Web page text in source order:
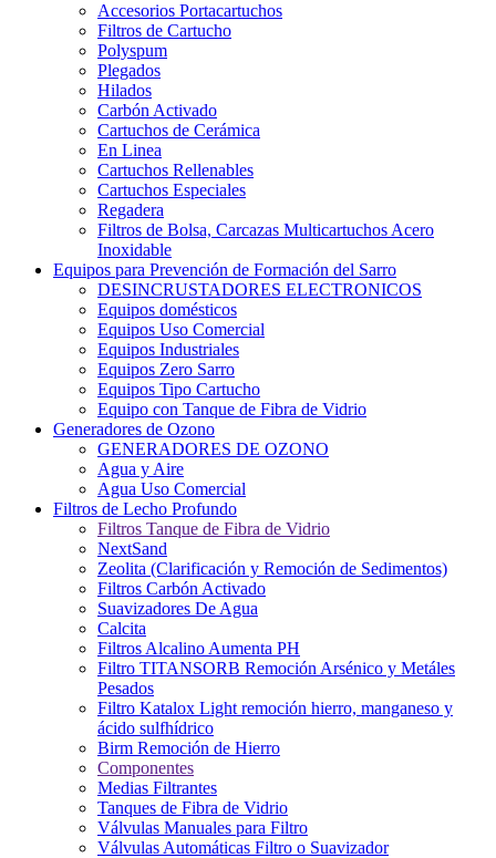
Accesorios Portacartuchos
Filtros de Cartucho
Polyspum
Plegados
Hilados
Carbón Activado
Cartuchos de Cerámica
En Linea
Cartuchos Rellenables
Cartuchos Especiales
Regadera
Filtros de Bolsa, Carcazas Multicartuchos Acero
Inoxidable
Equipos para Prevención de Formación del Sarro
DESINCRUSTADORES ELECTRONICOS
Equipos domésticos
Equipos Uso Comercial
Equipos Industriales
Equipos Zero Sarro
Equipos Tipo Cartucho
Equipo con Tanque de Fibra de Vidrio
Generadores de Ozono
GENERADORES DE OZONO
Agua y Aire
Agua Uso Comercial
Filtros de Lecho Profundo
Filtros Tanque de Fibra de Vidrio
NextSand
Zeolita (Clarificación y Remoción de Sedimentos)
Filtros Carbón Activado
Suavizadores De Agua
Calcita
Filtros Alcalino Aumenta PH
Filtro TITANSORB Remoción Arsénico y Metáles
Pesados
Filtro Katalox Light remoción hierro, manganeso y
ácido sulfhídrico
Birm Remoción de Hierro
Componentes
Medias Filtrantes
Tanques de Fibra de Vidrio
Válvulas Manuales para Filtro
Válvulas Automáticas Filtro o Suavizador